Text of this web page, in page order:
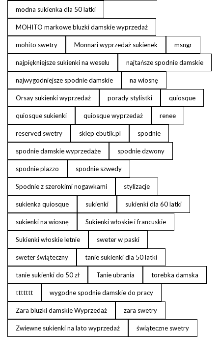
modna sukienka dla 50 latki
MOHITO markowe bluzki damskie wyprzedaż
mohito swetry Monnari wyprzedaż sukienek msngr
najpiękniejsze sukienki na weselu najtańsze spodnie damskie
najwygodniejsze spodnie damskie na wiosnę
Orsay sukienki wyprzedaż porady stylistki quiosque
quiosque sukienki quiosque wyprzedaż renee
reserved swetry sklep ebutik.pl spodnie
spodnie damskie wyprzedaże spodnie dzwony
spodnie plazzo spodnie szwedy
Spodnie z szerokimi nogawkami stylizacje
sukienka quiosque sukienki sukienki dla 60 latki
sukienki na wiosnę Sukienki włoskie i francuskie
Sukienki włoskie letnie sweter w paski
sweter świąteczny tanie sukienki dla 50 latki
tanie sukienki do 50 zł Tanie ubrania torebka damska
ttttttt wygodne spodnie damskie do pracy
Zara bluzki damskie Wyprzedaż zara swetry
Zwiewne sukienki na lato wyprzedaż świąteczne swetry